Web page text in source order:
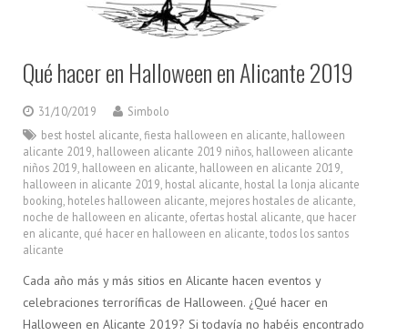
Qué hacer en Halloween en Alicante 2019
31/10/2019
Simbolo
best hostel alicante fiesta halloween en alicante halloween
alicante 2019 halloween alicante 2019 niños halloween alicante
niños 2019 halloween en alicante halloween en alicante 2019
halloween in alicante 2019 hostal alicante hostal la lonja alicante
booking hoteles halloween alicante mejores hostales de alicante
noche de halloween en alicante ofertas hostal alicante que hacer
en alicante qué hacer en halloween en alicante todos los santos
alicante
Cada año más y más sitios en Alicante hacen eventos y
celebraciones terroríficas de Halloween. ¿Qué hacer en
Halloween en Alicante 2019? Si todavía no habéis encontrado